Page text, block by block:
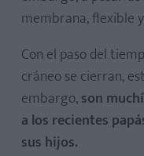
membrana, flexible
Con el paso del
cráneo se cierran,
embargo,son
a los recientes
sus hijos.